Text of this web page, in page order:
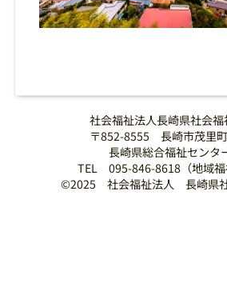
社会福祉法人長崎県社会
〒852-8555 長崎市茂里
長崎県総合福祉センタ
TEL 095-846-8618（地域福
©2025 社会福祉法人 長崎県